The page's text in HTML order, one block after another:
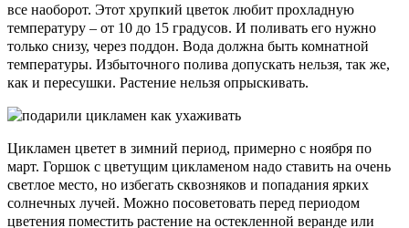
все наоборот. Этот хрупкий цветок любит прохладную
температуру – от 10 до 15 градусов. И поливать его нужно
только снизу, через поддон. Вода должна быть комнатной
температуры. Избыточного полива допускать нельзя, так же,
как и пересушки. Растение нельзя опрыскивать.
Цикламен цветет в зимний период, примерно с ноября по
март. Горшок с цветущим цикламеном надо ставить на очень
светлое место, но избегать сквозняков и попадания ярких
солнечных лучей. Можно посоветовать перед периодом
цветения поместить растение на остекленной веранде или